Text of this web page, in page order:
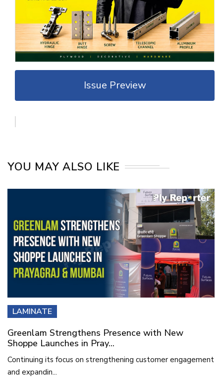
Issue Preview
YOU MAY ALSO LIKE
LAMINATE
Greenlam Strengthens Presence with New
Shoppe Launches in Pray...
Continuing its focus on strengthening customer engagement
and expandin...